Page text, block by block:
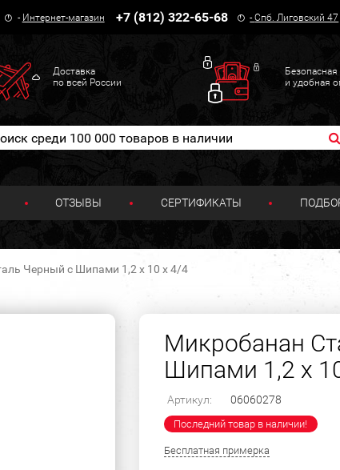
- Интернет-магазин +7 (812) 322-65-68 -Спб. Лиговский 47
Доставка
по всей России
Безопасная
и удобная
ОТЗЫВЫ СЕРТИФИКАТЫ
Черный с Шипами 1,2 х 10 х 4/4
Микробанан
Шипами 1,2 х
Артикул: 06060278
Последний товар в наличии!
Бесплатная примерка